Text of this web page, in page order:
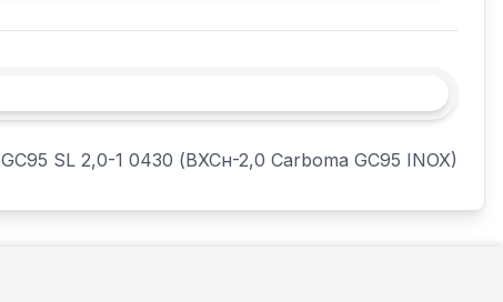
GC95 SL 2,0-1 0430 (ВХСн-2,0 Carboma GC95 INOX)